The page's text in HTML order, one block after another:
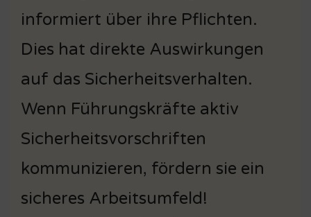
informiert über ihre Pflichten.
Dies hat direkte Auswirkungen
auf das Sicherheitsverhalten.
Wenn Führungskräfte aktiv
Sicherheitsvorschriften
kommunizieren, fördern sie ein
sicheres Arbeitsumfeld!